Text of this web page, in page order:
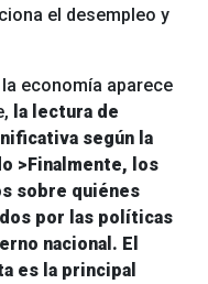
el desempleo y
economía aparece
la lectura de
según la
>Finalmente, los
sobre quiénes
por las políticas
nacional. El
es la principal